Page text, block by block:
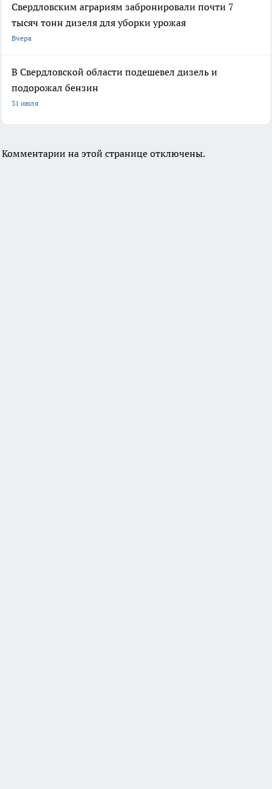
Свердловским аграриям забронировали почти 7
тысяч тонн дизеля для уборки урожая
Вчера
В Свердловской области подешевел дизель и
подорожал бензин
31 июля
Комментарии на этой странице отключены.